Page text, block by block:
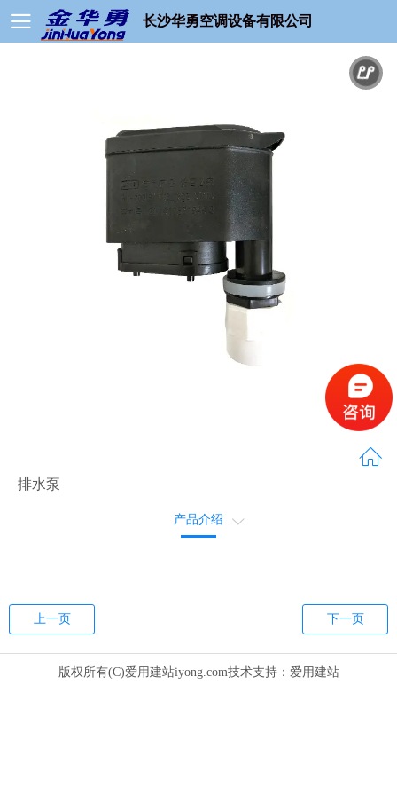
长沙华勇空调设备有限公司
排水泵
产品介绍
上一页 下一页
版权所有(C)爱用建站iyong.com技术支持： 爱用建站